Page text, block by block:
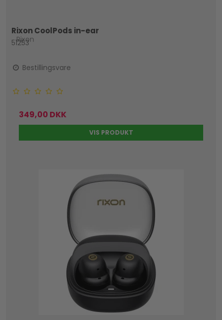
Rixon CoolPods in-ear
Rixon
51253
Bestillingsvare
349,00 DKK
VIS PRODUKT